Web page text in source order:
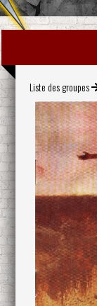
Liste des groupes